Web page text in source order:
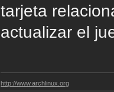
tarjeta
actualizar el
http://www.archlinux.org